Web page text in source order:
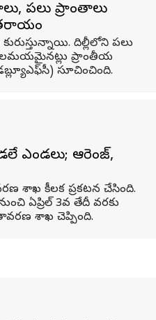
పలు ప్రాంతాలు
దిల్లీలోని పలు
ప్రాంతీయ
సూచించింది.
ఎండలు; ఆరెంజ్,
శాఖ కీలక ప్రకటన చేసింది.
ఏప్రిల్ 3వ తేదీ వరకు
శాఖ చెప్పింది.